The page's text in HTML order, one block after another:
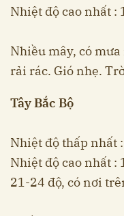
Nhiệt độ cao nhất :
Nhiều mây, có
rải rác. Gió nhẹ.
Tây Bắc Bộ
Nhiệt độ thấp nhất
Nhiệt độ cao nhất :
21-24 độ, có nơi